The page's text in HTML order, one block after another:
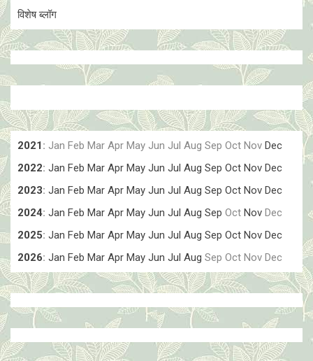
विशेष ब्लॉग
2021 : Jan Feb Mar Apr May Jun Jul Aug Sep Oct Nov Dec
2022: Jan Feb Mar Apr May Jun Jul Aug Sep Oct Nov Dec
2023: Jan Feb Mar Apr May Jun Jul Aug Sep Oct Nov Dec
2024: Jan Feb Mar Apr May Jun Jul Aug Sep Oct Nov Dec
2025: Jan Feb Mar Apr May Jun Jul Aug Sep Oct Nov Dec
2026: Jan Feb Mar Apr May Jun Jul Aug Sep Oct Nov Dec